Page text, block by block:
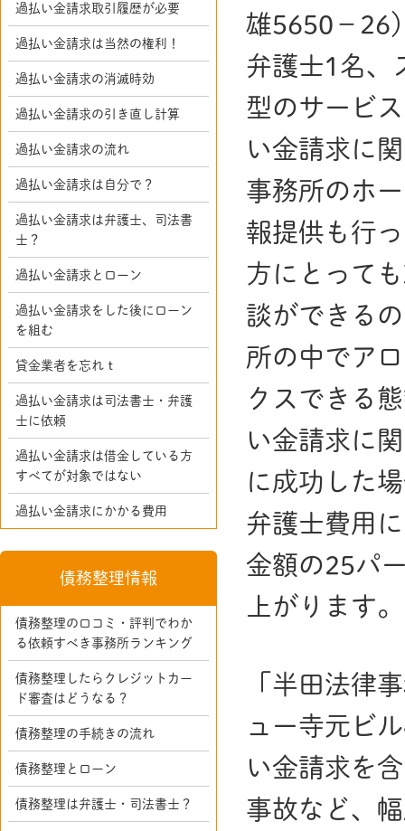
雄5650－26
弁護士1名、
型のサービ
い金請求に
事務所のホ
報提供も行
方にとって
談ができる
所の中でア
クスできる
い金請求に
に成功した
弁護士費用
金額の25パ
上がります。
「半田法律
ュー寺元ビ
い金請求を
事故など、
過払い金請求取引履歴が必要
過払い金請求は当然の権利！
過払い金請求の消滅時効
過払い金請求の引き直し計算
過払い金請求の流れ
過払い金請求は自分で？
過払い金請求は弁護士、司法書
士？
過払い金請求とローン
過払い金請求をした後にローン
を組む
貸金業者を忘れｔ
過払い金請求は司法書士・弁護
士に依頼
過払い金請求は借金している方
すべてが対象ではない
過払い金請求にかかる費用
債務整理情報
債務整理の口コミ・評判でわか
る依頼すべき事務所ランキング
債務整理したらクレジットカー
ド審査はどうなる？
債務整理の手続きの流れ
債務整理とローン
債務整理は弁護士・司法書士？